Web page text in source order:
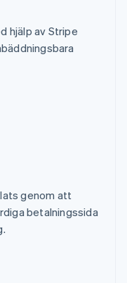
hjälp av Stripe
genom att
betalningssida